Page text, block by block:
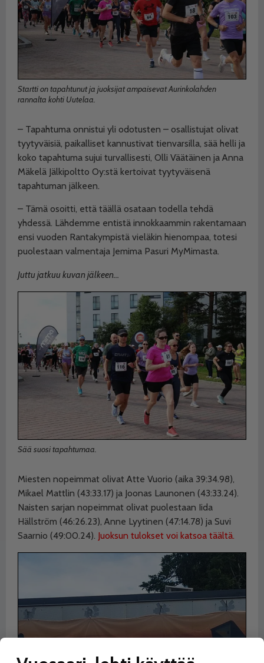
Startti on tapahtunut ja juoksijat ampaisevat Aurinkolahden
rannalta kohti Uutelaa.
– Tapahtuma onnistui yli odotusten – osallistujat olivat
tyytyväisiä, paikalliset kannustivat tienvarsilla, sää helli ja
koko tapahtuma sujui turvallisesti, Olli Väätäinen ja Anna
Mäkelä Jälkipoltto Oy:stä kertoivat tyytyväisenä
tapahtuman jälkeen.
– Tämä osoitti, että täällä osataan todella tehdä
yhdessä. Lähdemme entistä innokkaammin rakentamaan
ensi vuoden Rantakympistä vieläkin hienompaa, totesi
puolestaan valmentaja Jemima Pasuri MyMimasta.
Juttu jatkuu kuvan jälkeen…
Sää suosi tapahtumaa.
Miesten nopeimmat olivat Atte Vuorio (aika 39:34.98),
Mikael Mattlin (43:33.17) ja Joonas Launonen (43:33.24).
Naisten sarjan nopeimmat olivat puolestaan Iida
Hällström (46:26.23), Anne Lyytinen (47:14.78) ja Suvi
Saarnio (49:00.24). Juoksun tulokset voi katsoa täältä.